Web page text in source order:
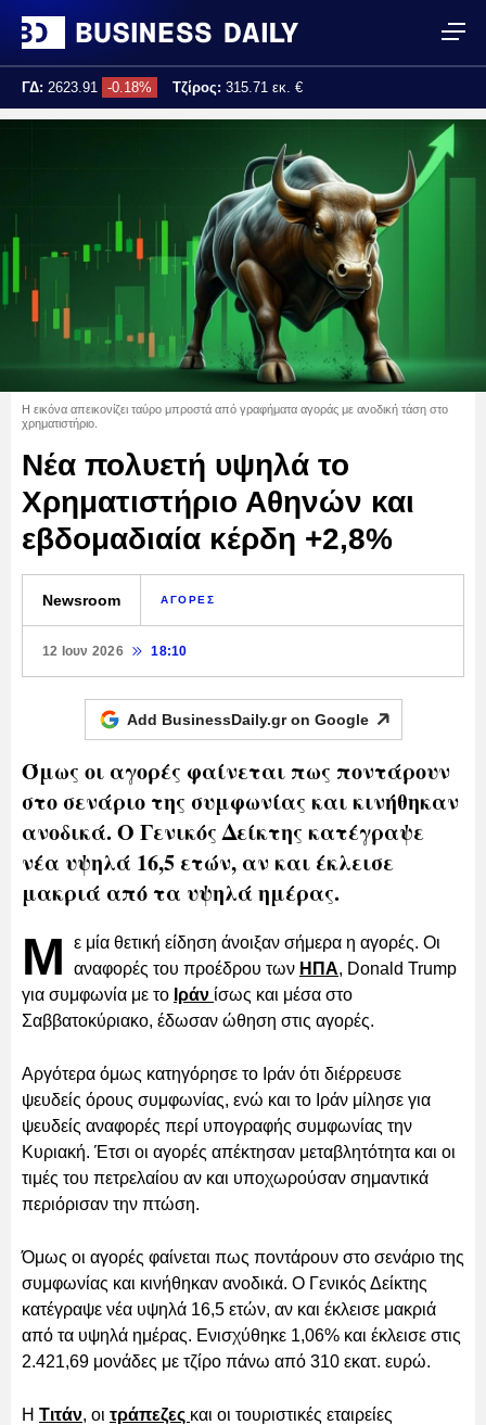
ΓΔ: 2623.91 -0.18% Τζίρος: 315.71 εκ. €
Η εικόνα απεικονίζει ταύρο μπροστά από γραφήματα αγοράς με ανοδική τάση στο
χρηματιστήριο.
Νέα πολυετή υψηλά το
Χρηματιστήριο Αθηνών και
εβδομαδιαία κέρδη +2,8%
Newsroom ΑΓΟΡΕΣ
12 Ιουν 2026 18:10
Add BusinessDaily.gr on Google
Όμως οι αγορές φαίνεται πως ποντάρουν
στο σενάριο της συμφωνίας και κινήθηκαν
ανοδικά. Ο Γενικός Δείκτης κατέγραψε
νέα υψηλά 16,5 ετών, αν και έκλεισε
μακριά από τα υψηλά ημέρας.
Μ
ε μία θετική είδηση άνοιξαν σήμερα η αγορές. Οι
αναφορές του προέδρου των ΗΠΑ, Donald Trump
για συμφωνία με το Ιράν ίσως και μέσα στο
Σαββατοκύριακο, έδωσαν ώθηση στις αγορές.
Αργότερα όμως κατηγόρησε το Ιράν ότι διέρρευσε
ψευδείς όρους συμφωνίας, ενώ και το Ιράν μίλησε για
ψευδείς αναφορές περί υπογραφής συμφωνίας την
Κυριακή. Έτσι οι αγορές απέκτησαν μεταβλητότητα και οι
τιμές του πετρελαίου αν και υποχωρούσαν σημαντικά
περιόρισαν την πτώση.
Όμως οι αγορές φαίνεται πως ποντάρουν στο σενάριο της
συμφωνίας και κινήθηκαν ανοδικά. Ο Γενικός Δείκτης
κατέγραψε νέα υψηλά 16,5 ετών, αν και έκλεισε μακριά
από τα υψηλά ημέρας. Ενισχύθηκε 1,06% και έκλεισε στις
2.421,69 μονάδες με τζίρο πάνω από 310 εκατ. ευρώ.
Η Τιτάν, οι τράπεζες και οι τουριστικές εταιρείες